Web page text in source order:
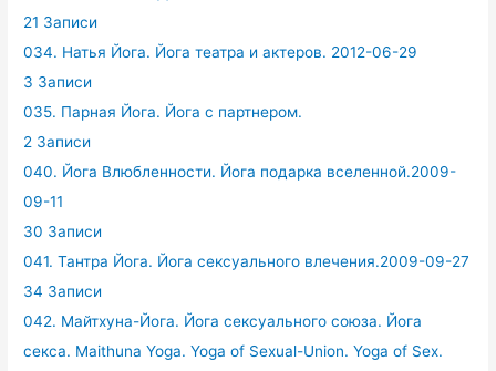
21 Записи
034. Натья Йога. Йога театра и актеров. 2012-06-29
3 Записи
035. Парная Йога. Йога с партнером.
2 Записи
040. Йога Влюбленности. Йога подарка вселенной.2009-
09-11
30 Записи
041. Тантра Йога. Йога сексуального влечения.2009-09-27
34 Записи
042. Майтхуна-Йога. Йога сексуального союза. Йога
секса. Maithuna Yoga. Yoga of Sexual-Union. Yoga of Sex.